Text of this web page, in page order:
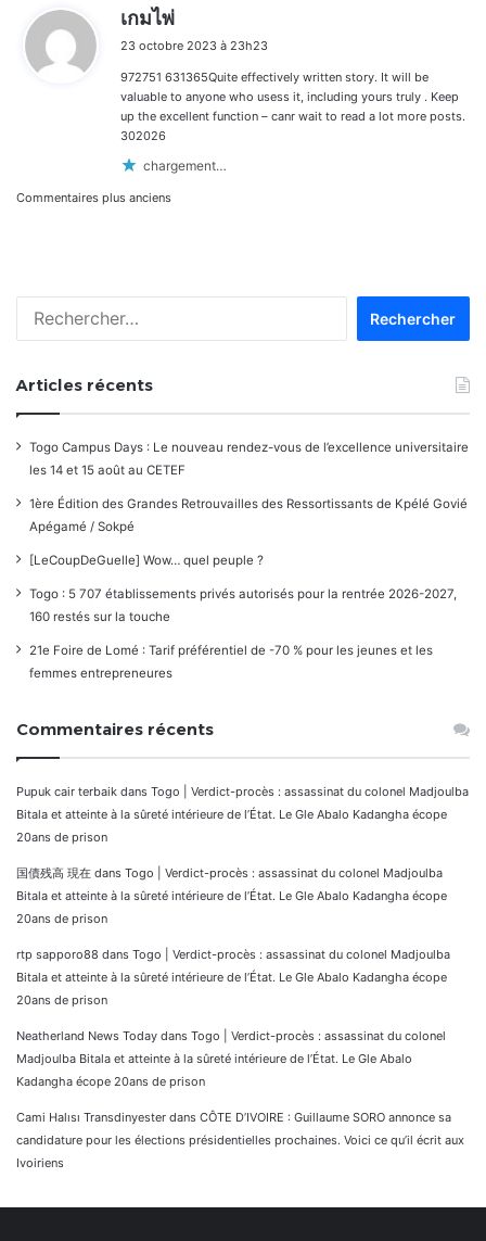
เกมไพ่
t
:
23 octobre 2023 à 23h23
972751 631365Quite effectively written story. It will be
valuable to anyone who usess it, including yours truly . Keep
up the excellent function – canr wait to read a lot more posts.
302026
chargement…
Navigation
commentaires
Commentaires plus anciens
Articles récents
Togo Campus Days : Le nouveau rendez-vous de l’excellence universitaire
les 14 et 15 août au CETEF
1ère Édition des Grandes Retrouvailles des Ressortissants de Kpélé Govié
Apégamé / Sokpé
[LeCoupDeGuelle] Wow… quel peuple ?
Togo : 5 707 établissements privés autorisés pour la rentrée 2026-2027,
160 restés sur la touche
21e Foire de Lomé : Tarif préférentiel de -70 % pour les jeunes et les
femmes entrepreneures
Commentaires récents
Pupuk cair terbaik dans Togo | Verdict-procès : assassinat du colonel Madjoulba
Bitala et atteinte à la sûreté intérieure de l’État. Le Gle Abalo Kadangha écope
20ans de prison
国債残高 現在 dans Togo | Verdict-procès : assassinat du colonel Madjoulba
Bitala et atteinte à la sûreté intérieure de l’État. Le Gle Abalo Kadangha écope
20ans de prison
rtp sapporo88 dans Togo | Verdict-procès : assassinat du colonel Madjoulba
Bitala et atteinte à la sûreté intérieure de l’État. Le Gle Abalo Kadangha écope
20ans de prison
Neatherland News Today dans Togo | Verdict-procès : assassinat du colonel
Madjoulba Bitala et atteinte à la sûreté intérieure de l’État. Le Gle Abalo
Kadangha écope 20ans de prison
Cami Halısı Transdinyester dans CÔTE D’IVOIRE : Guillaume SORO annonce sa
candidature pour les élections présidentielles prochaines. Voici ce qu’il écrit aux
Ivoiriens